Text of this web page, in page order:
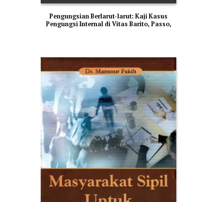
Pengungsian Berlarut-larut: Kaji Kasus
Pengungsi Internal di Vitas Barito, Passo,